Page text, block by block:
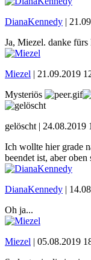
DianaKennedy |
Ja, Miezel. danke fürs
Miezel | 21.09.2019
Mysteriös
gelöscht | 24.08.2019
Ich wollte hier grade
beendet ist, aber oben
DianaKennedy |
Oh ja...
Miezel | 05.08.2019